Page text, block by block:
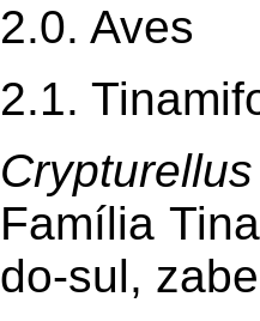
2.0. Aves
2.1.
Família
do-sul,